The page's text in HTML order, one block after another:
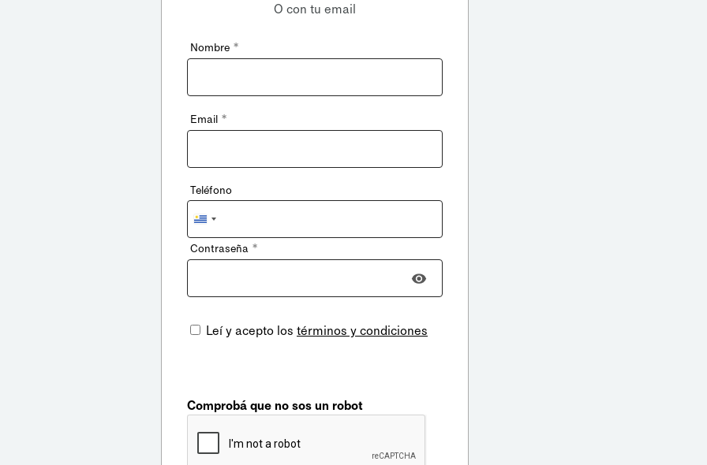
O con tu email
Nombre *
Email *
Teléfono
Uruguay
+598
Contraseña *
Leí y acepto los términos y condiciones
Comprobá que no sos un robot